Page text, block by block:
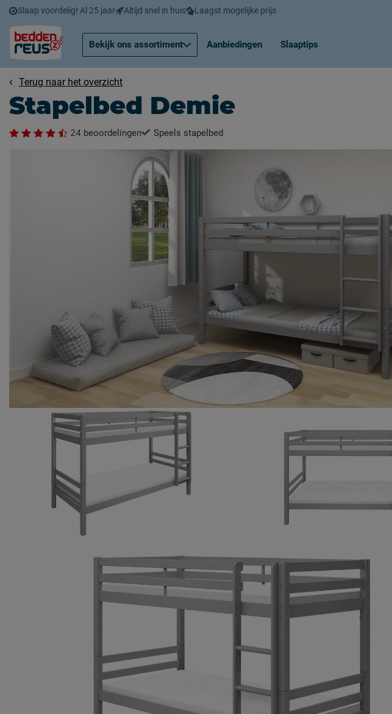
Slaap voordelig! Al 25 jaar Altijd snel in huis Laagst mogelijke prijs
Bekijk ons assortiment Aanbiedingen Slaaptips
Terug naar het overzicht
Stapelbed Demie
24 beoordelingen Speels stapelbed